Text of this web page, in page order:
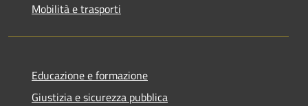
Mobilità e trasporti
Educazione e formazione
Giustizia e sicurezza pubblica